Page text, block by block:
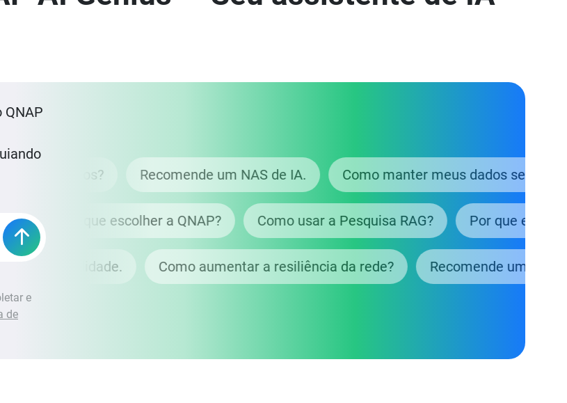
QNAP
e
de
dados seguros? Recomende um NAS de IA. Como manter meus dados
Por que escolher a QNAP? Como usar a Pesquisa RAG? Por que escolher a
com alta disponibilidade. Como aumentar a resiliência da rede? Recomende